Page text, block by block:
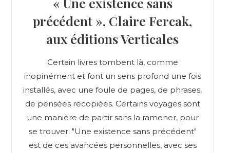
précédent », Claire Fercak,
aux éditions Verticales
Certain livres tombent là, comme
inopinément et font un sens profond une fois
installés, avec une foule de pages, de phrases,
de pensées recopiées. Certains voyages sont
une manière de partir sans la ramener, pour
se trouver. "Une existence sans précédent"
est de ces avancées personnelles, avec ses